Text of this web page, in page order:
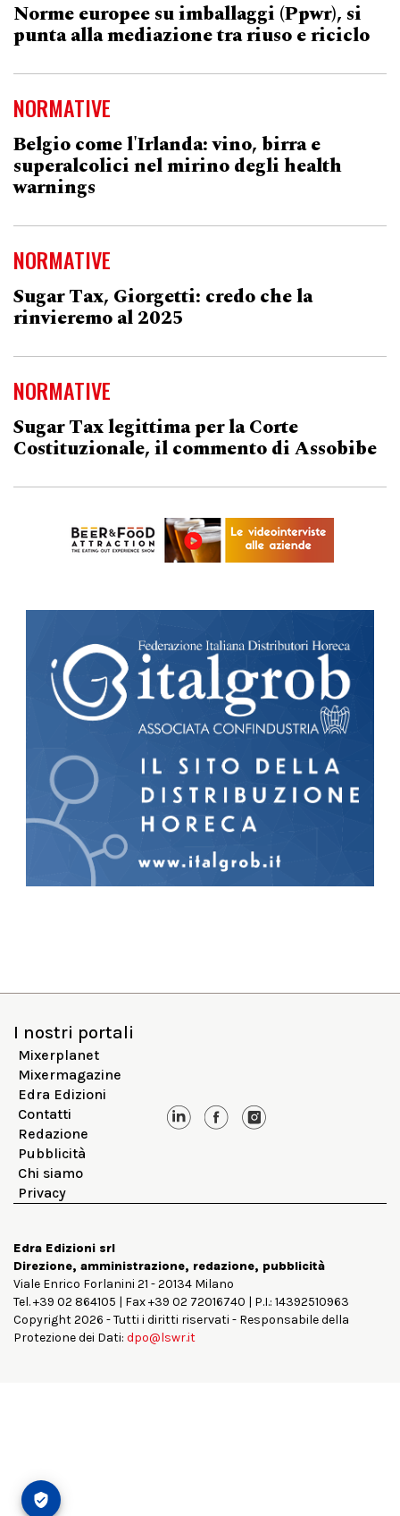
Norme europee su imballaggi (Ppwr), si
punta alla mediazione tra riuso e riciclo
NORMATIVE
Belgio come l'Irlanda: vino, birra e
superalcolici nel mirino degli health
warnings
NORMATIVE
Sugar Tax, Giorgetti: credo che la
rinvieremo al 2025
NORMATIVE
Sugar Tax legittima per la Corte
Costituzionale, il commento di Assobibe
I nostri portali
Mixerplanet
Mixermagazine
Edra Edizioni
Contatti
Redazione
Pubblicità
Chi siamo
Privacy
Edra Edizioni srl
Direzione, amministrazione, redazione, pubblicità
Viale Enrico Forlanini 21 - 20134 Milano
Tel. +39 02 864105 | Fax +39 02 72016740 | P.I.: 14392510963
Copyright 2026 - Tutti i diritti riservati - Responsabile della
Protezione dei Dati: dpo@lswr.it